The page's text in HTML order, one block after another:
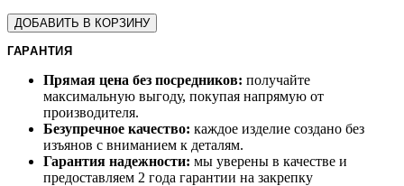
ДОБАВИТЬ В КОРЗИНУ
ГАРАНТИЯ
Прямая цена без посредников: получайте
максимальную выгоду, покупая напрямую от
производителя.
Безупречное качество: каждое изделие создано без
изъянов с вниманием к деталям.
Гарантия надежности: мы уверены в качестве и
предоставляем 2 года гарантии на закрепку